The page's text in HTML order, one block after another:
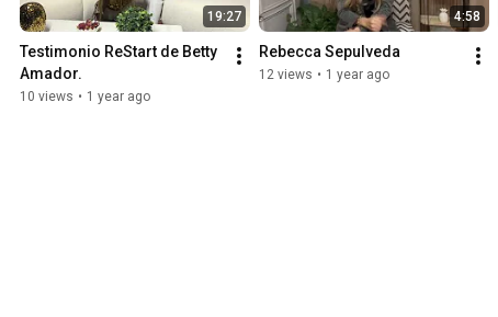
19:27
Testimonio ReStart de Betty
Amador.
10 views • 1 year ago
4:58
Rebecca Sepulveda
12 views • 1 year ago